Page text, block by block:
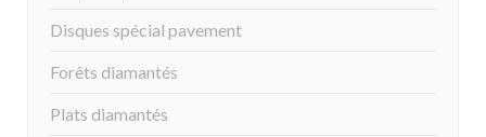
Disques spécial pavement
Forêts diamantés
Plats diamantés